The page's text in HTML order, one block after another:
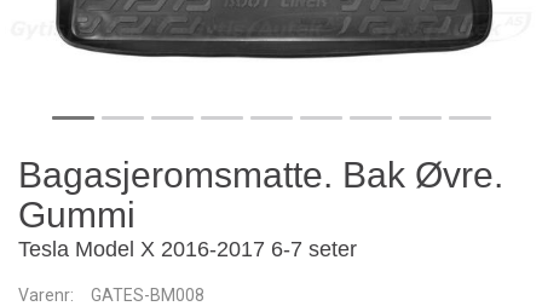
Bagasjeromsmatte. Bak Øvre.
Gummi
Tesla Model X 2016-2017 6-7 seter
Varenr: GATES-BM008